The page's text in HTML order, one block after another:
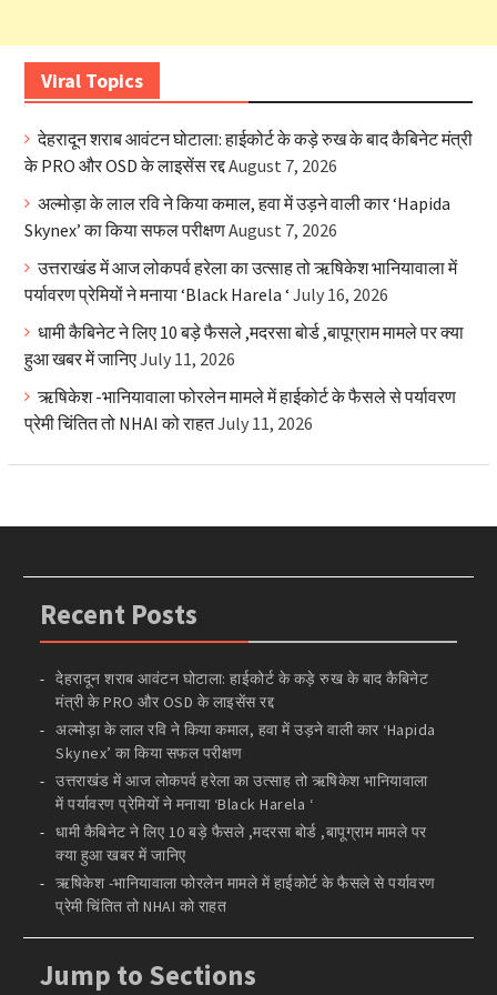
Viral Topics
देहरादून शराब आवंटन घोटाला: हाईकोर्ट के कड़े रुख के बाद कैबिनेट मंत्री
के PRO और OSD के लाइसेंस रद्दAugust 7, 2026
अल्मोड़ा के लाल रवि ने किया कमाल, हवा में उड़ने वाली कार ‘Hapida
Skynex’ का किया सफल परीक्षणAugust 7, 2026
उत्तराखंड में आज लोकपर्व हरेला का उत्साह तो ऋषिकेश भानियावाला में
पर्यावरण प्रेमियों ने मनाया ‘Black Harela ‘ July 16, 2026
धामी कैबिनेट ने लिए 10 बड़े फैसले ,मदरसा बोर्ड ,बापूग्राम मामले पर क्या
हुआ खबर में जानिएJuly 11, 2026
ऋषिकेश -भानियावाला फोरलेन मामले में हाईकोर्ट के फैसले से पर्यावरण
प्रेमी चिंतित तो NHAI को राहतJuly 11, 2026
Recent Posts
देहरादून शराब आवंटन घोटाला: हाईकोर्ट के कड़े रुख के बाद कैबिनेट
मंत्री के PRO और OSD के लाइसेंस रद्द
अल्मोड़ा के लाल रवि ने किया कमाल, हवा में उड़ने वाली कार ‘Hapida
Skynex’ का किया सफल परीक्षण
उत्तराखंड में आज लोकपर्व हरेला का उत्साह तो ऋषिकेश भानियावाला
में पर्यावरण प्रेमियों ने मनाया ‘Black Harela ‘
धामी कैबिनेट ने लिए 10 बड़े फैसले ,मदरसा बोर्ड ,बापूग्राम मामले पर
क्या हुआ खबर में जानिए
ऋषिकेश -भानियावाला फोरलेन मामले में हाईकोर्ट के फैसले से पर्यावरण
प्रेमी चिंतित तो NHAI को राहत
Jump to Sections